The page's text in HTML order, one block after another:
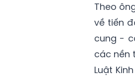
Theo
về tiến
cung -
các nền
Luật